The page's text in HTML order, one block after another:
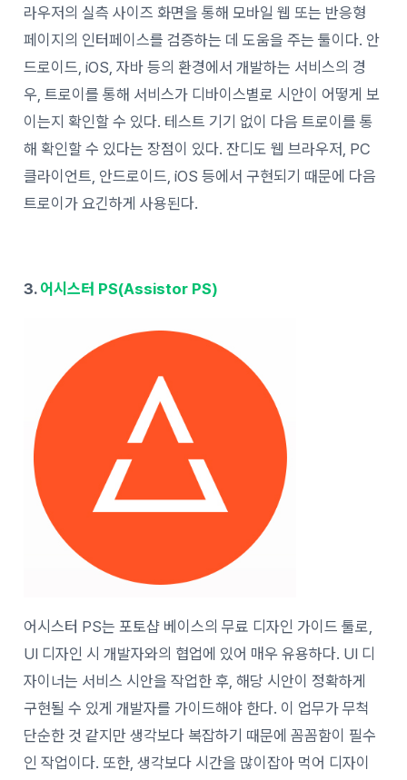
라우저의 실측 사이즈 화면을 통해 모바일 웹 또는 반응형
페이지의 인터페이스를 검증하는 데 도움을 주는 툴이다. 안
드로이드, iOS, 자바 등의 환경에서 개발하는 서비스의 경
우, 트로이를 통해 서비스가 디바이스별로 시안이 어떻게 보
이는지 확인할 수 있다. 테스트 기기 없이 다음 트로이를 통
해 확인할 수 있다는 장점이 있다. 잔디도 웹 브라우저, PC
클라이언트, 안드로이드, iOS 등에서 구현되기 때문에 다음
트로이가 요긴하게 사용된다.
3. 어시스터 PS(Assistor PS)
어시스터 PS는 포토샵 베이스의 무료 디자인 가이드 툴로,
UI 디자인 시 개발자와의 협업에 있어 매우 유용하다. UI 디
자이너는 서비스 시안을 작업한 후, 해당 시안이 정확하게
구현될 수 있게 개발자를 가이드해야 한다. 이 업무가 무척
단순한 것 같지만 생각보다 복잡하기 때문에 꼼꼼함이 필수
인 작업이다. 또한, 생각보다 시간을 많이잡아 먹어 디자이